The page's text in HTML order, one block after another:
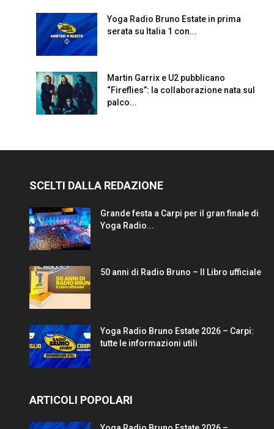
Yoga Radio Bruno Estate in prima
serata su Italia 1 con...
Martin Garrix e U2 pubblicano
“Fireflies”: la collaborazione nata sul
palco...
SCELTI DALLA REDAZIONE
Grande festa a Carpi per il gran finale di
Yoga Radio...
50 anni di Radio Bruno – Il Libro ufficiale
Yoga Radio Bruno Estate 2026 – Carpi:
tutte le informazioni utili
ARTICOLI POPOLARI